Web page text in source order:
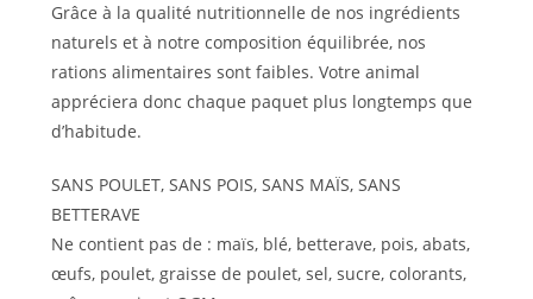
Grâce à la qualité nutritionnelle de nos ingrédients
naturels et à notre composition équilibrée, nos
rations alimentaires sont faibles. Votre animal
appréciera donc chaque paquet plus longtemps que
d’habitude.
SANS POULET, SANS POIS, SANS MAÏS, SANS
BETTERAVE
Ne contient pas de : maïs, blé, betterave, pois, abats,
œufs, poulet, graisse de poulet, sel, sucre, colorants,